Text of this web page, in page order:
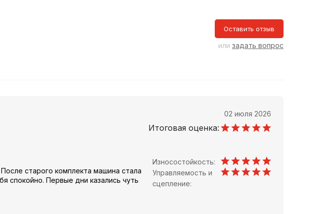
Оставить отзыв
или задать вопрос
02 июля 2026
Итоговая оценка:
старого комплекта машина стала
спокойно. Первые дни казались чуть
Износостойкость:
Управляемость и
сцепление: